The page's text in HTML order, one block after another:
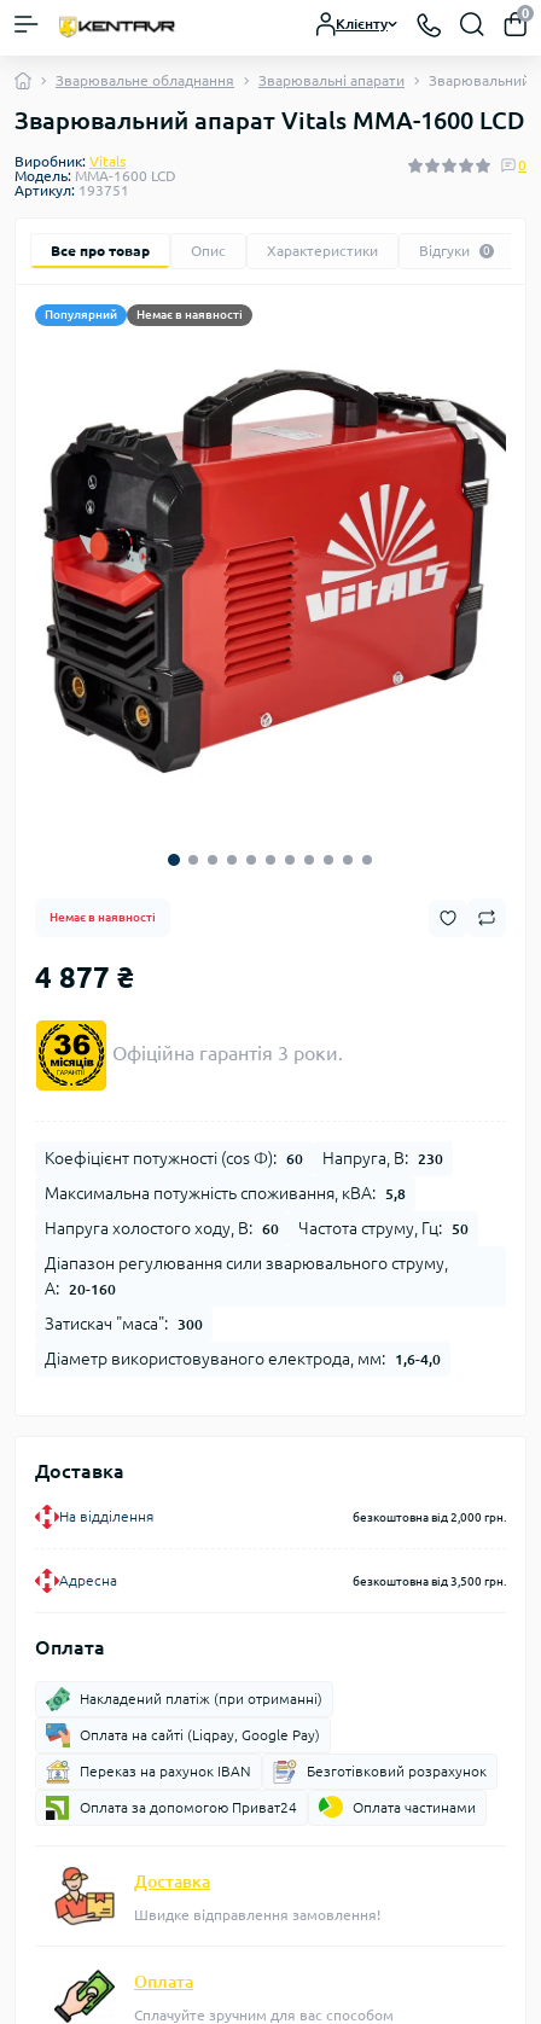
Клієнту
0
Зварювальне обладнання Зварювальні апарати Зварювальний
Зварювальний апарат Vitals ММА-1600 LCD
Виробник: Vitals
Модель: ММА-1600 LCD
Артикул: 193751
0
Все про товар Опис Характеристики Відгуки 0
Популярний Немає в наявності
Немає в наявності
4 877 ₴
Офіційна гарантія 3 роки.
Коефіцієнт потужності (cos Φ): 60 Напруга, В: 230
Максимальна потужність споживання, кВА: 5,8
Напруга холостого ходу, В: 60 Частота струму, Гц: 50
Діапазон регулювання сили зварювального струму,
А:
20-160
Затискач "маса": 300
Діаметр використовуваного електрода, мм: 1,6-4,0
Доставка
На відділення безкоштовна від 2,000 грн.
Адресна безкоштовна від 3,500 грн.
Оплата
Накладений платіж (при отриманні)
Оплата на сайті (Liqpay, Google Pay)
Переказ на рахунок IBAN Безготівковий розрахунок
Оплата за допомогою Приват24 Оплата частинами
Доставка
Швидке відправлення замовлення!
Оплата
Сплачуйте зручним для вас способом